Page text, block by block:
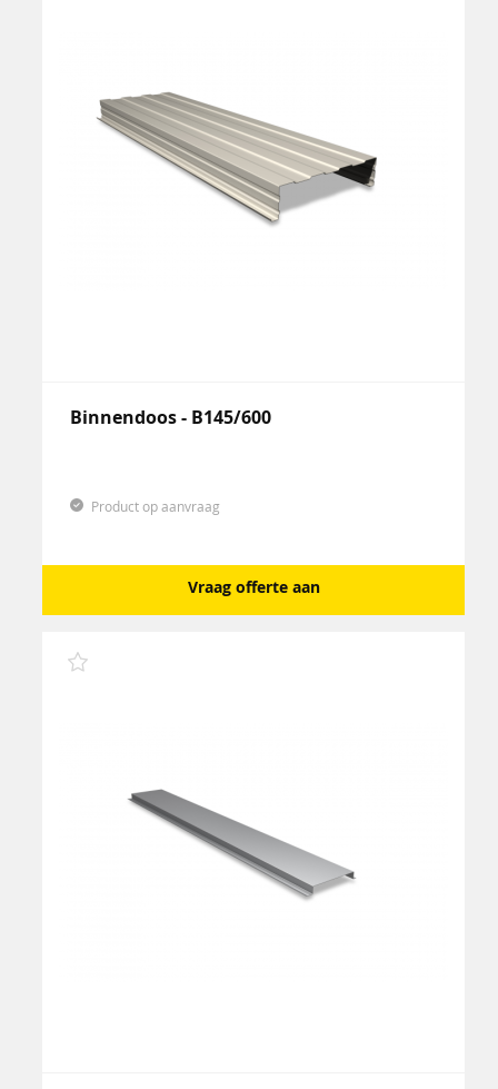
Binnendoos - B145/600
Product op aanvraag
Vraag offerte aan